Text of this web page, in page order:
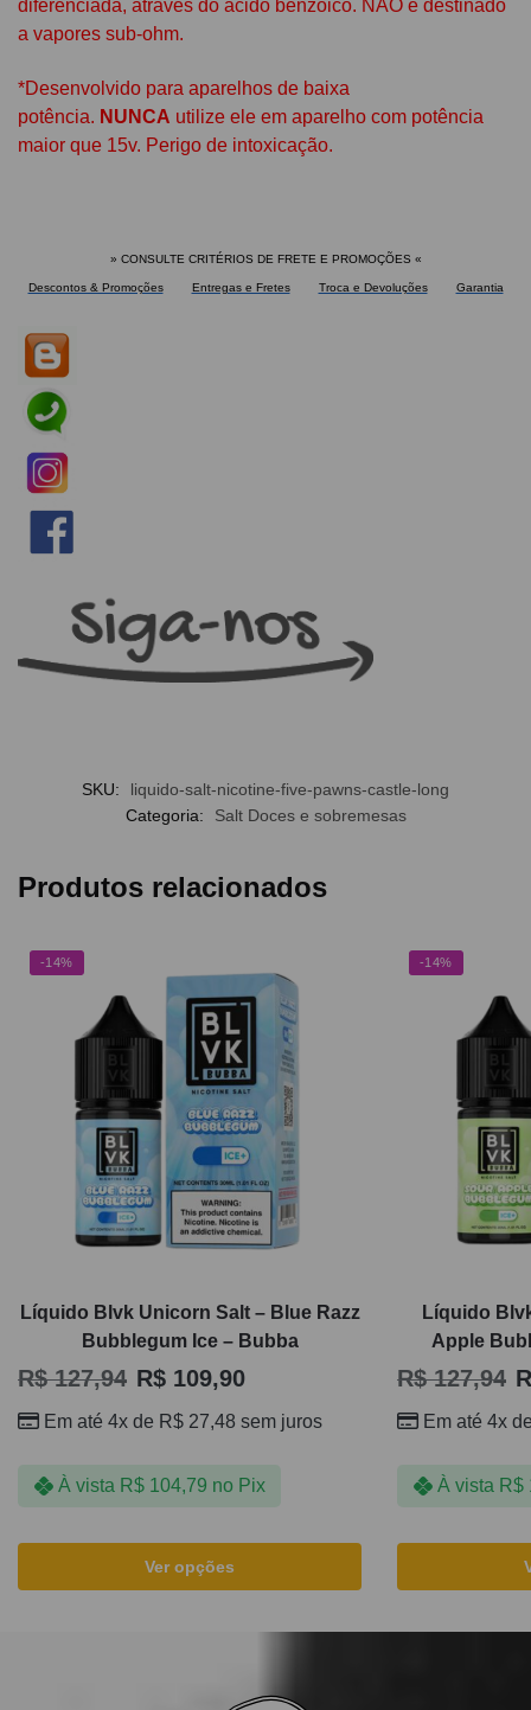
diferenciada, através do ácido benzoico. NÃO é destinado
a vapores sub-ohm.
*Desenvolvido para aparelhos de baixa
potência. NUNCA utilize ele em aparelho com potência
maior que 15v. Perigo de intoxicação.
» CONSULTE CRITÉRIOS DE FRETE E PROMOÇÕES «
Descontos & Promoções Entregas e Fretes Troca e Devoluções Garantia
SKU:
liquido-salt-nicotine-five-pawns-castle-long
Categoria:
Salt Doces e sobremesas
Produtos relacionados
-14%
Líquido Blvk Unicorn Salt – Blue Razz
Bubblegum Ice – Bubba
R$127,94 R$ 109,90
Em até 4x de R$ 27,48 sem juros
À vista R$104,79 no Pix
Ver opções
-14%
Líquido
Apple
R$127,94
Em até 4x
À vista R$